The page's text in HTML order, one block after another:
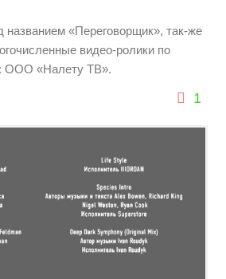
названием «Переговорщик», так-же
видео-ролики по
ООО «Налету ТВ».
1